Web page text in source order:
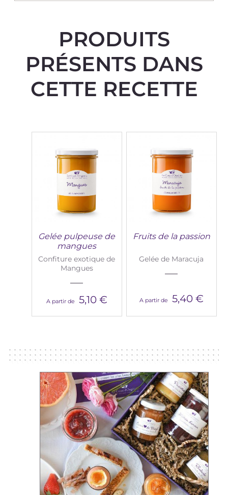
PRODUITS
PRÉSENTS DANS
CETTE RECETTE
Gelée pulpeuse de
mangues
Confiture exotique de
Mangues
A partir de 5,10 €
Fruits de la passion
Gelée de Maracuja
A partir de 5,40 €